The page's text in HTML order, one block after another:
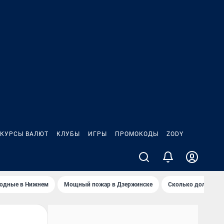
КУРСЫ ВАЛЮТ КЛУБЫ ИГРЫ ПРОМОКОДЫ ZODY
в Нижнем Мощный пожар в Дзержинске Сколько должен